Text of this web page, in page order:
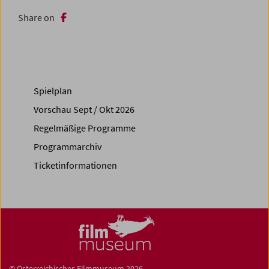
Share on
Spielplan
Vorschau Sept / Okt 2026
Regelmäßige Programme
Programmarchiv
Ticketinformationen